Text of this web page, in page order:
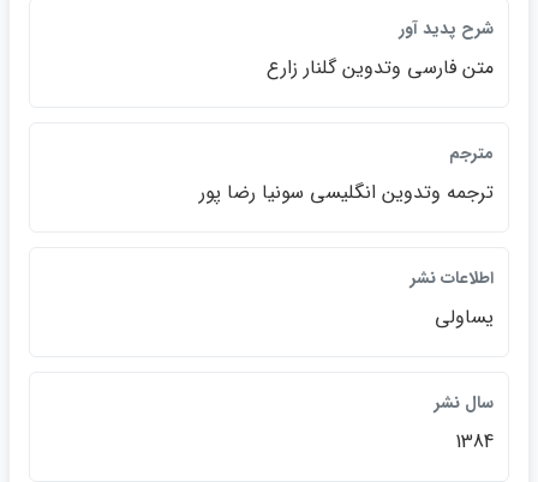
شرح پديد آور
متن فارسي وتدوين گلنار زارع
مترجم
ترجمه وتدوين انگليسي سونيا رضا پور
اطلاعات نشر
يساولي
سال نشر
1384